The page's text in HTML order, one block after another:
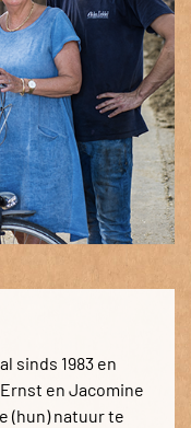
sinds 1983 en
en Jacomine
(hun) natuur te